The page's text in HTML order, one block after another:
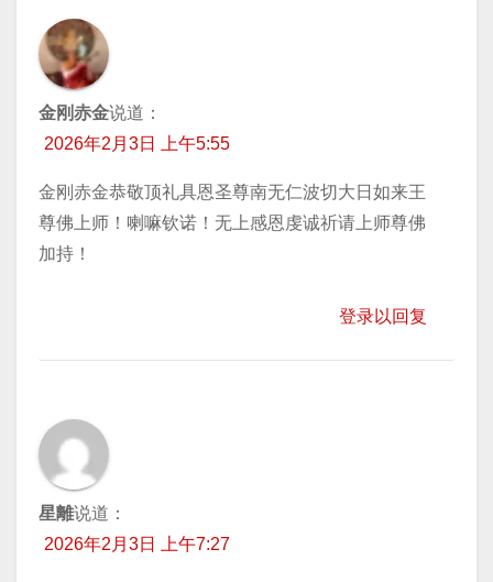
金刚赤金说道：
2026年2月3日 上午5:55
金刚赤金恭敬顶礼具恩圣尊南无仁波切大日如来王
尊佛上师！喇嘛钦诺！无上感恩虔诚祈请上师尊佛
加持！
登录以回复
星離说道：
2026年2月3日 上午7:27